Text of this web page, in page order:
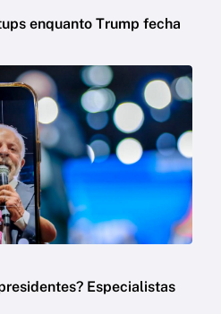
enquanto Trump fecha
Especialistas